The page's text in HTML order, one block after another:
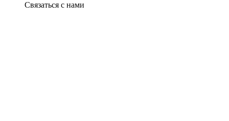
Связаться с нами